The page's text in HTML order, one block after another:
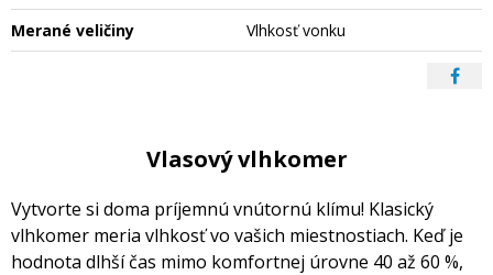
Merané veličiny
Vlhkosť vonku
Vlasový vlhkomer
Vytvorte si doma príjemnú vnútornú klímu! Klasický
vlhkomer meria vlhkosť vo vašich miestnostiach. Keď je
hodnota dlhší čas mimo komfortnej úrovne 40 až 60 %,